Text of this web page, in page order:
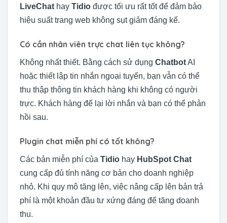
LiveChat hay Tidio được tối ưu rất tốt để đảm bảo
hiệu suất trang web không sụt giảm đáng kể.
Có cần nhân viên trực chat liên tục không?
Không nhất thiết. Bằng cách sử dụng ChatbotAI
hoặc thiết lập tin nhắn ngoại tuyến, bạn vẫn có thể
thu thập thông tin khách hàng khi không có người
trực. Khách hàng để lại lời nhắn và bạn có thể phản
hồi sau.
Plugin chat miễn phí có tốt không?
Các bản miễn phí của Tidio hay HubSpot Chat
cung cấp đủ tính năng cơ bản cho doanh nghiệp
nhỏ. Khi quy mô tăng lên, việc nâng cấp lên bản trả
phí là một khoản đầu tư xứng đáng để tăng doanh
thu.